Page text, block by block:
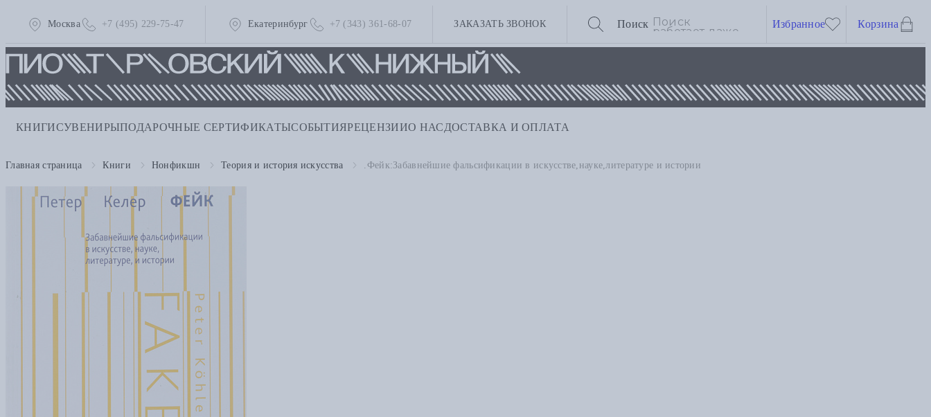
Москва +7 (495) 229-75-47 Екатеринбург +7 (343) 361-68-07 ЗАКАЗАТЬ ЗВОНОК Поиск Избранное Корзина
КНИГИСУВЕНИРЫПОДАРОЧНЫЕ СЕРТИФИКАТЫСОБЫТИЯРЕЦЕНЗИИО НАС ДОСТАВКА И ОПЛАТА
Главная страница Книги Нонфикшн Теория и история искусства .Фейк:Забавнейшие фальсификации в искусстве,науке,литературе и истории